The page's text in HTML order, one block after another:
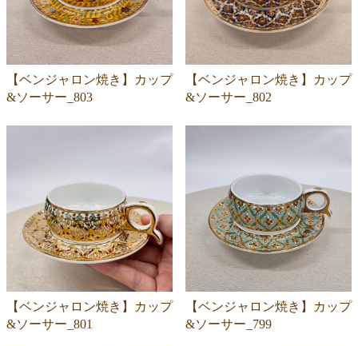
【ベンジャロン焼き】カップ
&ソーサー_803
【ベンジャロン焼き】カップ
&ソーサー_802
【ベンジャロン焼き】カップ
&ソーサー_801
【ベンジャロン焼き】カップ
&ソーサー_799